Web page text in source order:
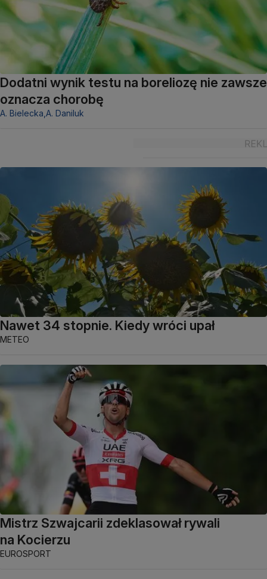
Dodatni wynik testu na boreliozę nie zawsze
oznacza chorobę
A. Bielecka, A. Daniluk
Nawet 34 stopnie. Kiedy wróci upał
METEO
Mistrz Szwajcarii zdeklasował rywali
na Kocierzu
EUROSPORT